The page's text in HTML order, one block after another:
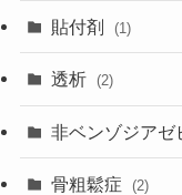
貼付剤 (1)
透析 (2)
非ベンゾジアゼ
骨粗鬆症 (2)